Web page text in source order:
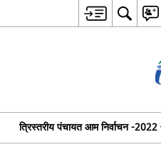
त्रिस्तरीय पंचायत आम निर्वाचन -2022